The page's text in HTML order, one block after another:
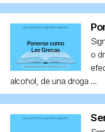
o
alcohol, de una droga ...